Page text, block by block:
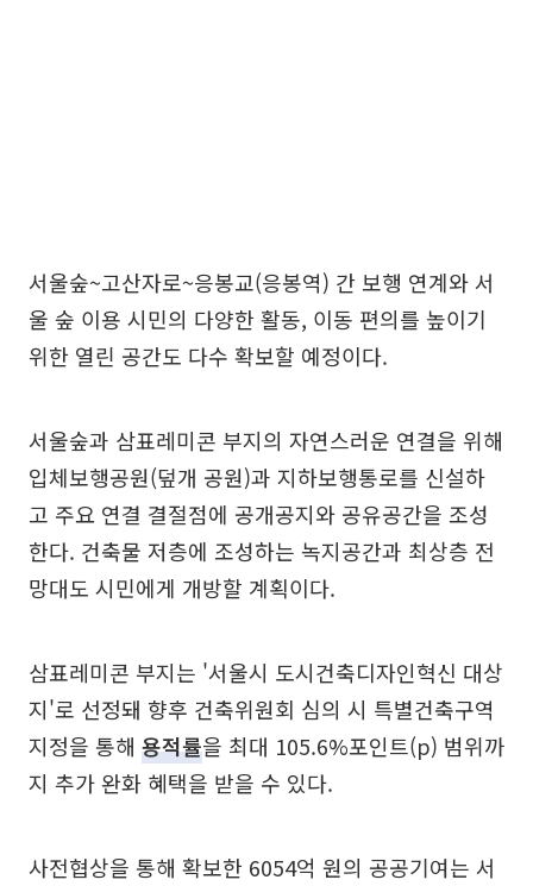
서울숲~고산자로~응봉교(응봉역) 간 보행 연계와 서
울 숲 이용 시민의 다양한 활동, 이동 편의를 높이기
위한 열린 공간도 다수 확보할 예정이다.
서울숲과 삼표레미콘 부지의 자연스러운 연결을 위해
입체보행공원(덮개 공원)과 지하보행통로를 신설하
고 주요 연결 결절점에 공개공지와 공유공간을 조성
한다. 건축물 저층에 조성하는 녹지공간과 최상층 전
망대도 시민에게 개방할 계획이다.
삼표레미콘 부지는 '서울시 도시건축디자인혁신 대상
지'로 선정돼 향후 건축위원회 심의 시 특별건축구역
지정을 통해 용적률을 최대 105.6%포인트(p) 범위까
지 추가 완화 혜택을 받을 수 있다.
사전협상을 통해 확보한 6054억 원의 공공기여는 서